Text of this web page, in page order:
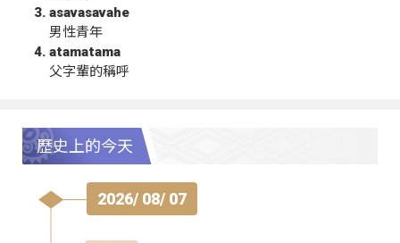
asavasavahe
男性青年
atamatama
父字輩的稱呼
歷史上的今天
2026/ 08/ 07